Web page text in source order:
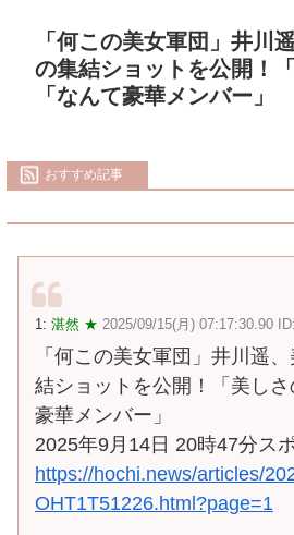
「何この美女軍団」井川
の集結ショットを公開！
「なんて豪華メンバー」
おすすめ記事
1: 湛然 ★ 2025/09/15(月) 07:17:30.90
「何この美女軍団」井川遥
結ショットを公開！「美し
豪華メンバー」
2025年9月14日 20時47分ス
https://hochi.news/articles/
OHT1T51226.html?page=1